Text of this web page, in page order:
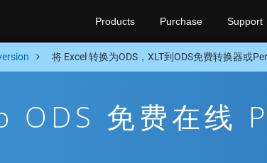
Products Purchase Support
将 Excel 转换为ODS，XLT到ODS免费转换器或
ODS 免费在线